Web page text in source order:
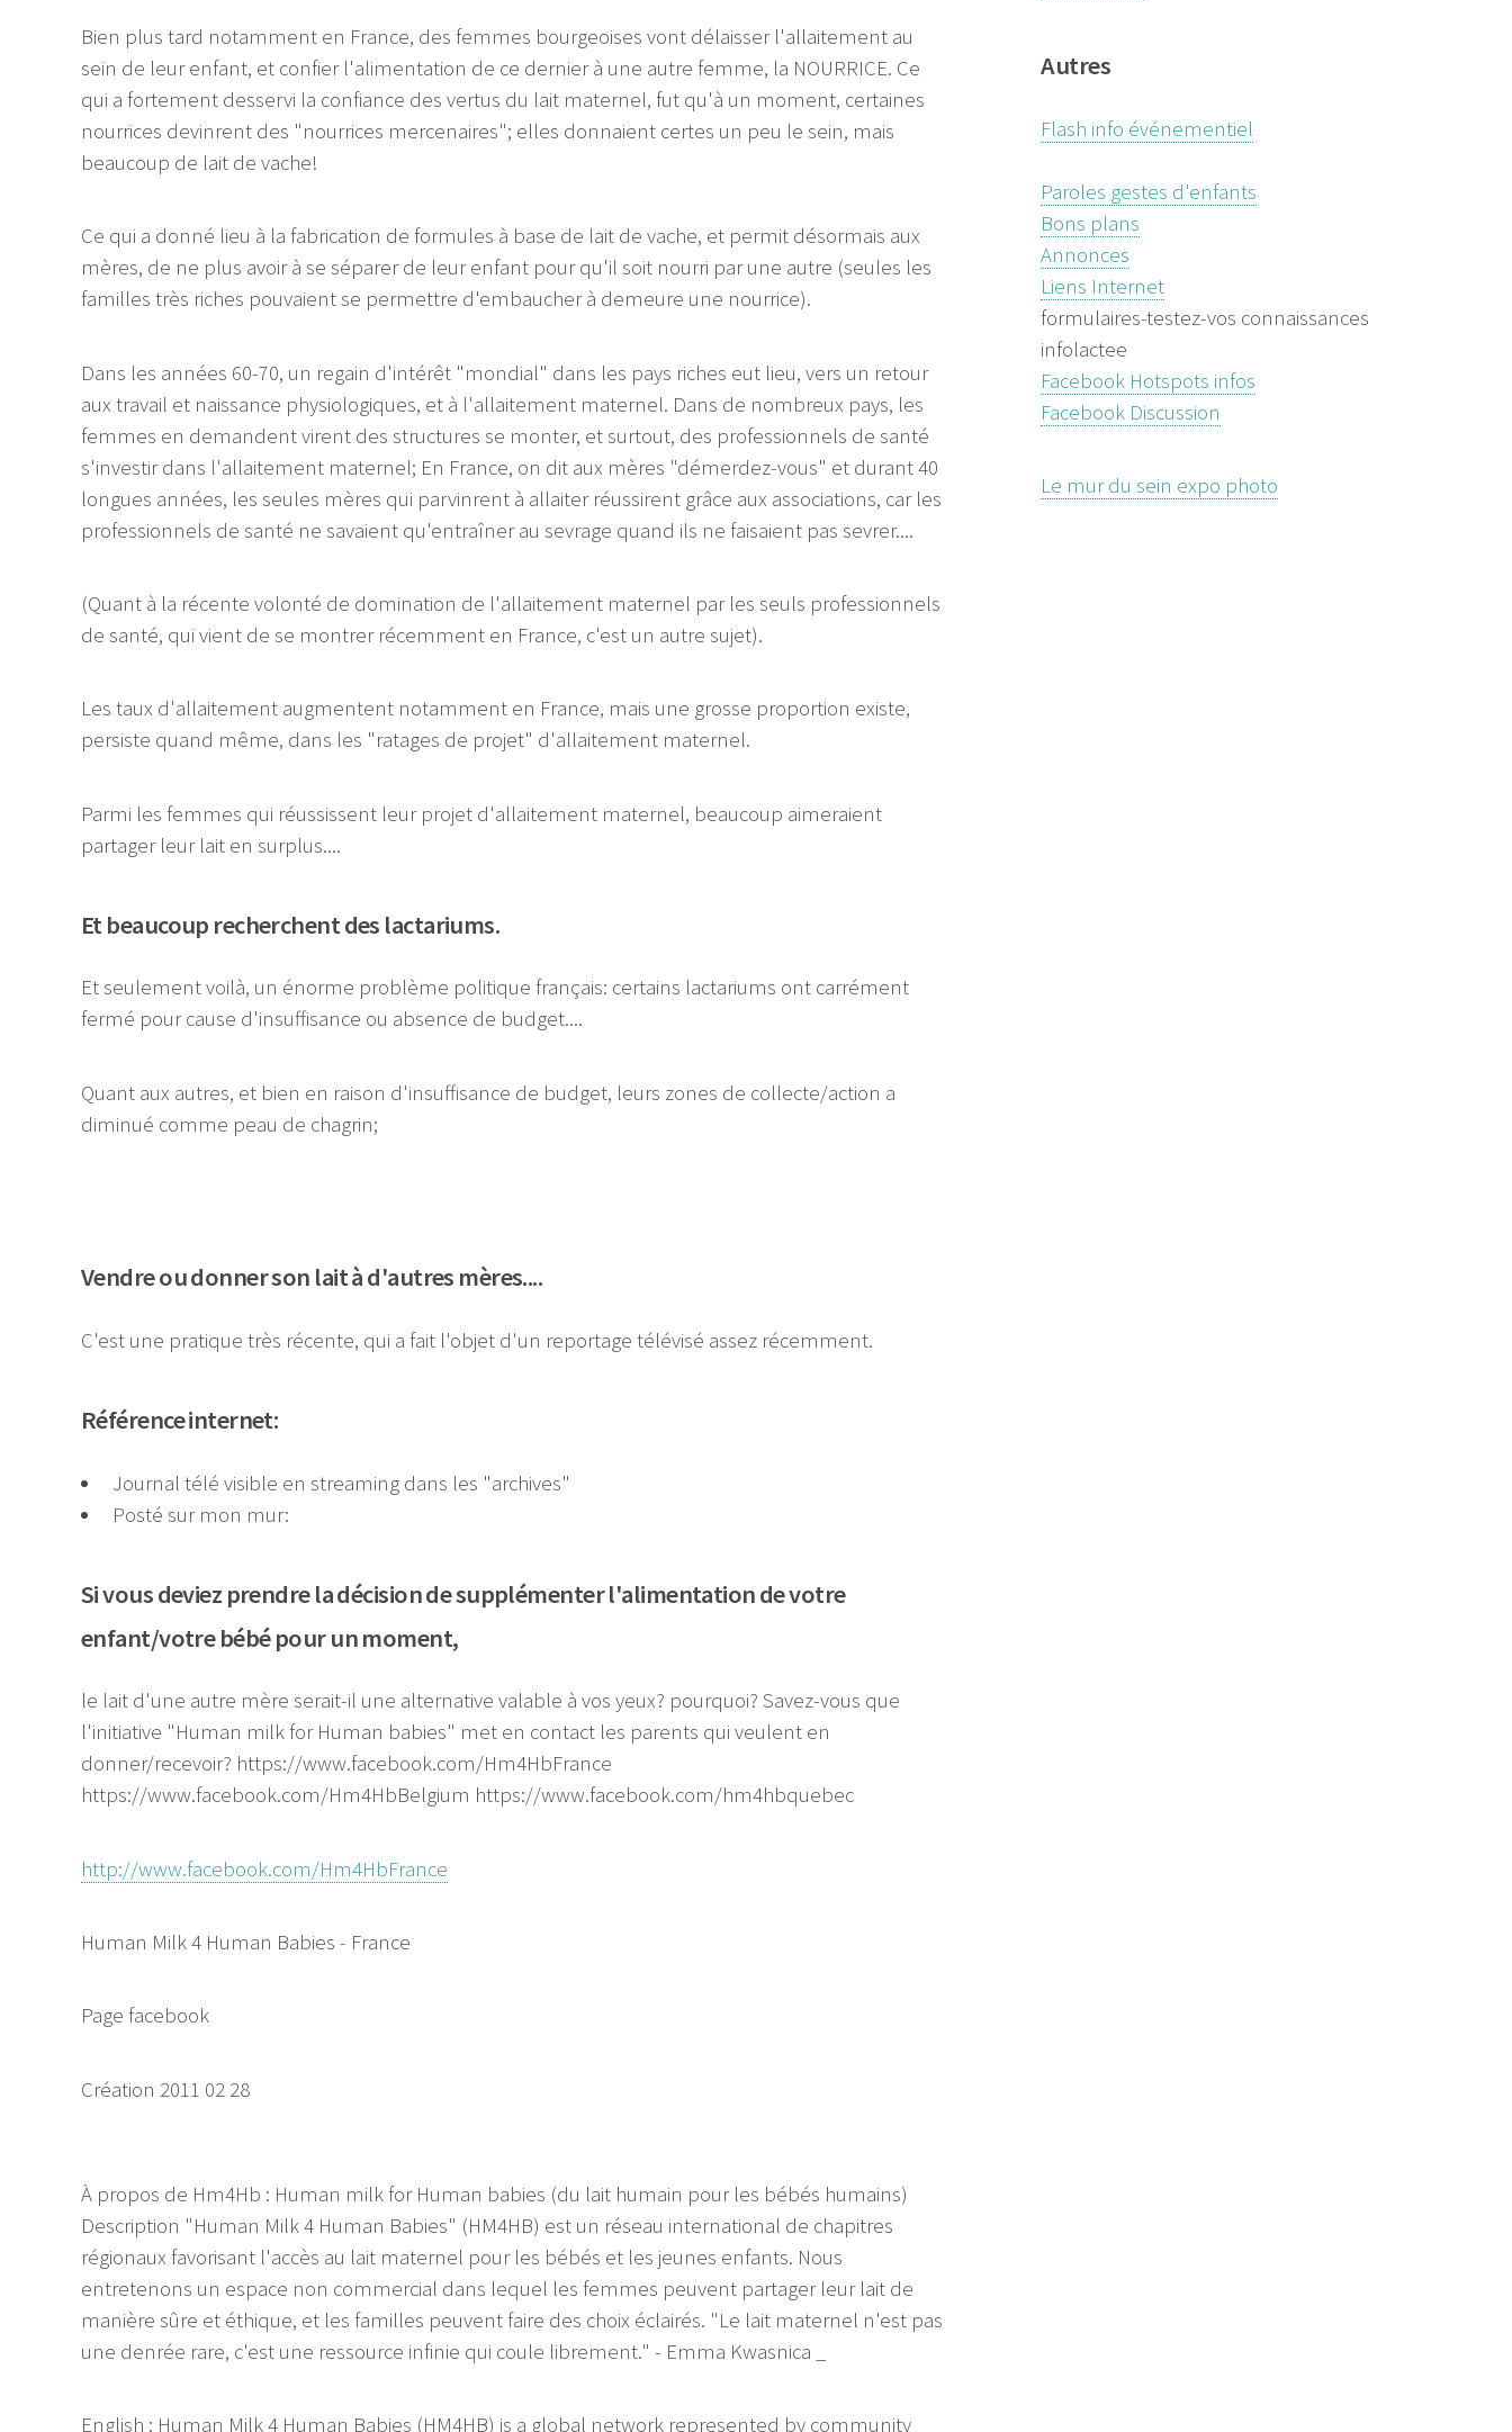
Bien plus tard notamment en France, des femmes bourgeoises vont délaisser l'allaitement au
sein de leur enfant, et confier l'alimentation de ce dernier à une autre femme, la NOURRICE. Ce
qui a fortement desservi la confiance des vertus du lait maternel, fut qu'à un moment, certaines
nourrices devinrent des "nourrices mercenaires"; elles donnaient certes un peu le sein, mais
beaucoup de lait de vache!
Ce qui a donné lieu à la fabrication de formules à base de lait de vache, et permit désormais aux
mères, de ne plus avoir à se séparer de leur enfant pour qu'il soit nourri par une autre (seules les
familles très riches pouvaient se permettre d'embaucher à demeure une nourrice).
Dans les années 60-70, un regain d'intérêt "mondial" dans les pays riches eut lieu, vers un retour
aux travail et naissance physiologiques, et à l'allaitement maternel. Dans de nombreux pays, les
femmes en demandent virent des structures se monter, et surtout, des professionnels de santé
s'investir dans l'allaitement maternel; En France, on dit aux mères "démerdez-vous" et durant 40
longues années, les seules mères qui parvinrent à allaiter réussirent grâce aux associations, car les
professionnels de santé ne savaient qu'entraîner au sevrage quand ils ne faisaient pas sevrer....
(Quant à la récente volonté de domination de l'allaitement maternel par les seuls professionnels
de santé, qui vient de se montrer récemment en France, c'est un autre sujet).
Les taux d'allaitement augmentent notamment en France, mais une grosse proportion existe,
persiste quand même, dans les "ratages de projet" d'allaitement maternel.
Parmi les femmes qui réussissent leur projet d'allaitement maternel, beaucoup aimeraient
partager leur lait en surplus....
Et beaucoup recherchent des lactariums.
Et seulement voilà, un énorme problème politique français: certains lactariums ont carrément
fermé pour cause d'insuffisance ou absence de budget....
Quant aux autres, et bien en raison d'insuffisance de budget, leurs zones de collecte/action a
diminué comme peau de chagrin;
Vendre ou donner son lait à d'autres mères....
C'est une pratique très récente, qui a fait l'objet d'un reportage télévisé assez récemment.
Référence internet:
Journal télé visible en streaming dans les "archives"
Posté sur mon mur:
Si vous deviez prendre la décision de supplémenter l'alimentation de votre
enfant/votre bébé pour un moment,
le lait d'une autre mère serait-il une alternative valable à vos yeux? pourquoi? Savez-vous que
l'initiative "Human milk for Human babies" met en contact les parents qui veulent en
donner/recevoir? https://www.facebook.com/Hm4HbFrance
https://www.facebook.com/Hm4HbBelgium https://www.facebook.com/hm4hbquebec
http://www.facebook.com/Hm4HbFrance
Human Milk 4 Human Babies - France
Page facebook
Création 2011 02 28
À propos de Hm4Hb : Human milk for Human babies (du lait humain pour les bébés humains)
Description "Human Milk 4 Human Babies" (HM4HB) est un réseau international de chapitres
régionaux favorisant l'accès au lait maternel pour les bébés et les jeunes enfants. Nous
entretenons un espace non commercial dans lequel les femmes peuvent partager leur lait de
manière sûre et éthique, et les familles peuvent faire des choix éclairés. "Le lait maternel n'est pas
une denrée rare, c'est une ressource infinie qui coule librement." - Emma Kwasnica _
English : Human Milk 4 Human Babies (HM4HB) is a global network represented by community
Autres
Flash info événementiel
Paroles gestes d'enfants
Bons plans
Annonces
Liens Internet
formulaires-testez-vos connaissances
infolactee
Facebook Hotspots infos
Facebook Discussion
Le mur du sein expo photo